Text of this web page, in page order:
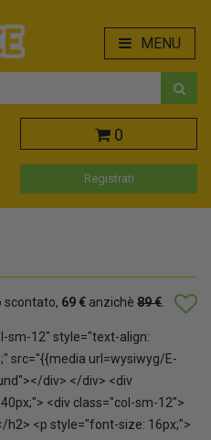
MENU
0
Registrati
scontato, 69 € anzichè 89 €
sm-12" style="text-align:
src="{{media url=wysiwyg/E-
div> </div> <div
<div class="col-sm-12">
h2> <p style="font-size: 16px;">